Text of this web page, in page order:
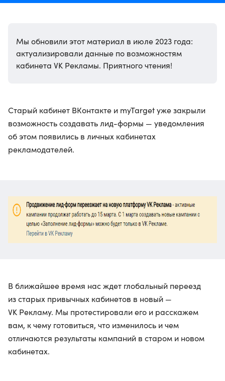
Мы обновили этот материал в июле 2023 года:
актуализировали данные по возможностям
кабинета VK Рекламы. Приятного чтения!
Старый кабинет ВКонтакте и myTarget уже закрыли
возможность создавать лид-формы — уведомления
об этом появились в личных кабинетах
рекламодателей.
В ближайшее время нас ждет глобальный переезд
из старых привычных кабинетов в новый —
VK Рекламу. Мы протестировали его и расскажем
вам, к чему готовиться, что изменилось и чем
отличаются результаты кампаний в старом и новом
кабинетах.